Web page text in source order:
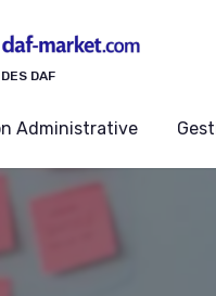
DAF
Administrative